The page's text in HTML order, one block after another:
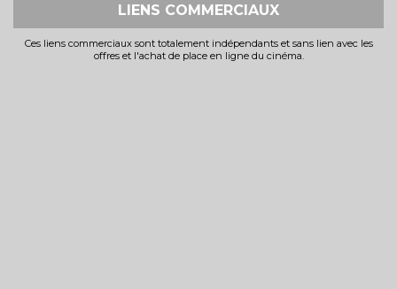
LIENS COMMERCIAUX
Ces liens commerciaux sont totalement indépendants et sans lien avec les
offres et l'achat de place en ligne du cinéma.